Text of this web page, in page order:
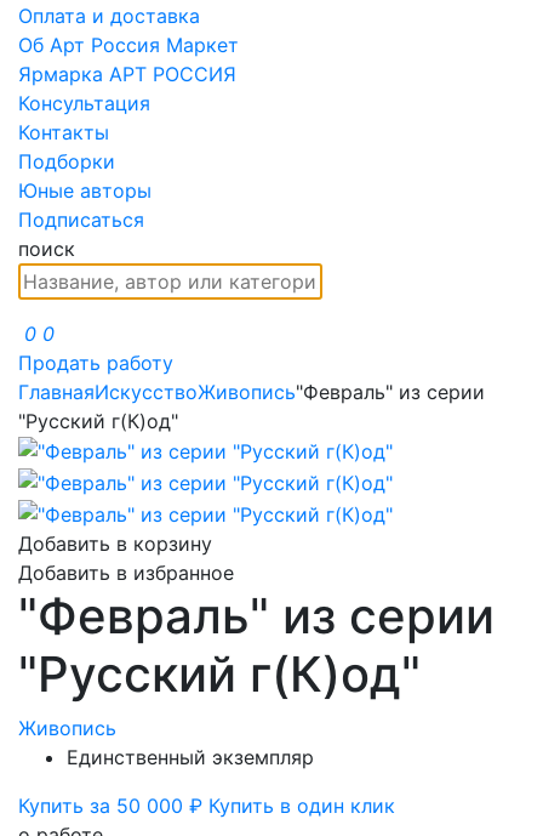
Оплата и доставка
Об Арт Россия Маркет
Ярмарка АРТ РОССИЯ
Консультация
Контакты
Подборки
Юные авторы
Подписаться
поиск
0 0
Продать работу
ГлавнаяИскусствоЖивопись"Февраль" из серии
"Русский г(К)од"
Добавить в корзину
Добавить в избранное
"Февраль" из серии
"Русский г(К)од"
Живопись
Единственный экземпляр
Купить за 50 000 ₽ Купить в один клик